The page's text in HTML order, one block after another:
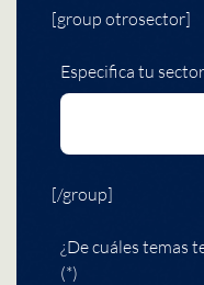
[group otrosector]
Especifica tu sector
[/group]
¿De cuáles temas
(*)